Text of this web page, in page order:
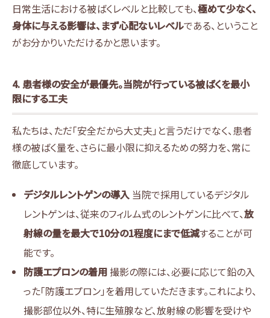
日常生活における被ばくレベルと比較しても、極めて少なく、
身体に与える影響は、まず心配ないレベルである、ということ
がお分かりいただけるかと思います。
4. 患者様の安全が最優先。当院が行っている被ばくを最小
限にする工夫
私たちは、ただ「安全だから大丈夫」と言うだけでなく、患者
様の被ばく量を、さらに最小限に抑えるための努力を、常に
徹底しています。
デジタルレントゲンの導入 当院で採用しているデジタル
レントゲンは、従来のフィルム式のレントゲンに比べて、放
射線の量を最大で10分の1程度にまで低減することが可
能です。
防護エプロンの着用撮影の際には、必要に応じて鉛の入
った「防護エプロン」を着用していただきます。これにより、
撮影部位以外、特に生殖腺など、放射線の影響を受けや